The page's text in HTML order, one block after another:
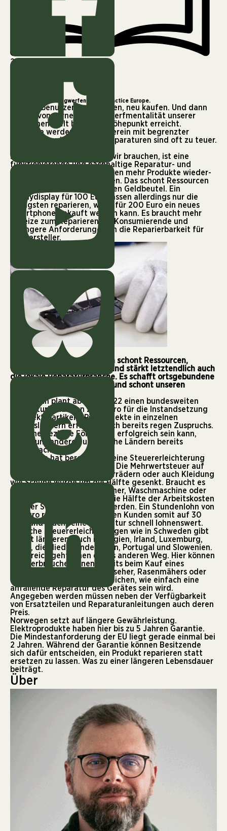
2 min
Reparieren statt wegwerfen – Best Practice Europe.
Kaufen, benutzen, wegwerfen, neu kaufen. Und dann
wieder von vorne. Die Wegwerfmentalität unserer
westlichen Welt hat einen Höhepunkt erreicht.
Produkte werden von vornherein mit begrenzter
Lebensdauer hergestellt. Reparaturen sind oft zu teuer.
Das muss sich ändern. Was wir brauchen, ist eine
funktionierende und nachhaltige Reparatur- und
Kreislaufwirtschaft. Es müssen mehr Produkte wieder-
und weiterverwendet werden. Das schont Ressourcen
und letztendlich auch unseren Geldbeutel. Ein
Handydisplay für 100 Euro lassen allerdings nur die
wenigsten reparieren, wenn für 200 Euro ein neues
Smartphone gekauft werden kann. Es braucht mehr
Anreize zum Reparieren für Konsumierende und
strengere Anforderungen an die Reparierbarkeit für
die Hersteller.
© Test
Reparieren statt neu kaufen schont Ressourcen,
fördert die Nachhaltigkeit und stärkt letztendlich auch
die lokale Reparaturbranche. Es schafft ortsgebundene
Arbeitsplätze im Handwerk und schont unseren
Österreich plant ab April 2022 einen bundesweiten
Reparaturbonus von 200 Euro für die Instandsetzung
von Elektroartikeln. Pilotprojekte in einzelnen
Bundesländern erfreuten sich bereits regen Zuspruchs.
Das eine gezielte Förderung erfolgreich sein kann,
haben uns andere europäische Ländern bereits
vorgemacht.
Schweden hat bereits 2017 eine Steuererleichterung
für Reparaturen eingeführt. Die Mehrwertsteuer auf
die Instandsetzung von Fahrrädern oder auch Kleidung
wie Schuhe wurde um die Hälfte gesenkt. Braucht es
einen Handwerker für Trockner, Waschmaschine oder
Kühlschrank zu Haus, kann die Hälfte der Arbeitskosten
von der Steuer abgesetzt werden. Ein Stundenlohn von
60 Euro reduziert sich für den Kunden somit auf 30
Euro und macht eine Reparatur schnell lohnenswert.
Ähnliche Steuererleichterungen wie in Schweden gibt
es seit längerem auch in Belgien, Irland, Luxemburg,
Malta, die Niederlande, Polen, Portugal und Slowenien.
Frankreich geht einen etwas anderen Weg. Hier können
sich Verbraucher*innen bereits beim Kauf eines
Laptops, Smartphones, Fernseher, Rasenmähers oder
einer Waschmaschine vergleichen, wie einfach eine
anfallende Reparatur des Gerätes sein wird.
Angegeben werden müssen neben der Verfügbarkeit
von Ersatzteilen und Reparaturanleitungen auch deren
Preis.
Norwegen setzt auf längere Gewährleistung.
Elektroprodukte haben hier bis zu 5 Jahren Garantie.
Die Mindestanforderung der EU liegt gerade einmal bei
2 Jahren. Während der Garantie können Besitzende
sich dafür entscheiden, ein Produkt reparieren statt
ersetzen zu lassen. Was zu einer längeren Lebensdauer
beiträgt.
Über